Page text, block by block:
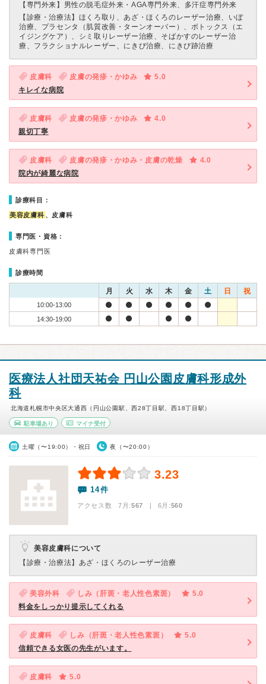
【専門外来】 男性の脱毛症外来・AGA専門外来、多汗症専門外来
【診療・治療法】 ほくろ取り、あざ・ほくろのレーザー治療、いぼ
治療、プラセンタ（肌質改善・ターンオーバー）、ボトックス（エ
イジングケア）、シミ取りレーザー治療、そばかすのレーザー治
療、フラクショナルレーザー、にきび治療、にきび跡治療
皮膚科 皮膚の発疹・かゆみ
5.0
キレイな病院
皮膚科 皮膚の発疹・かゆみ
4.0
親切丁寧
皮膚科 皮膚の発疹・かゆみ・皮膚の乾燥
4.0
院内が綺麗な病院
診療科目：
美容皮膚科 、皮膚科
専門医・資格：
皮膚科専門医
診療時間
月 火 水 木 金 土 日 祝
10:00-13:00
14:30-19:00
医療法人社団天祐会 円山公園皮膚科形成外
科
北海道札幌市中央区大通西（円山公園駅、西28丁目駅、西18丁目駅）
駐車場あり マイナ受付
土曜（〜19:00）・祝日 夜（〜20:00）
3.23
14件
アクセス数 7月:567 | 6月:560
美容皮膚科について
【診療・治療法】 あざ・ほくろのレーザー治療
美容外科 しみ（肝斑・老人性色素斑）
5.0
料金をしっかり提示してくれる
皮膚科 しみ（肝斑・老人性色素斑）
5.0
信頼できる女医の先生がいます。
皮膚科
5.0